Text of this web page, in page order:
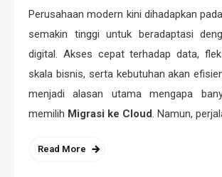
Perusahaan modern kini dihadapkan
semakin tinggi untuk beradaptasi
digital. Akses cepat terhadap data,
skala bisnis, serta kebutuhan akan
menjadi alasan utama mengapa
memilih Migrasi ke Cloud. Namun,
Read More